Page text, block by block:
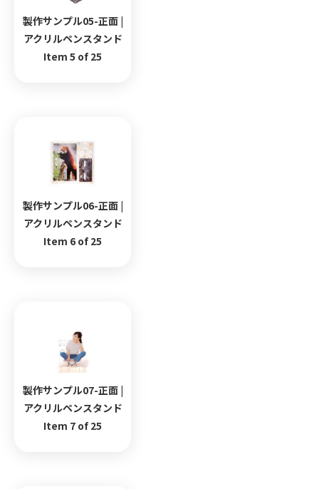
製作サンプル05-正面 |
アクリルペンスタンド
Item 5 of 25
製作サンプル06-正面 |
アクリルペンスタンド
Item 6 of 25
製作サンプル07-正面 |
アクリルペンスタンド
Item 7 of 25